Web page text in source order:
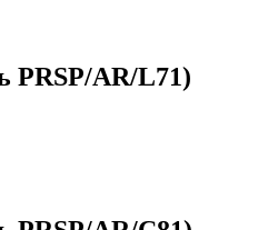
PRSP/AR/L71)